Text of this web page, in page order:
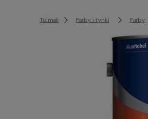
Telmak Farby i tynki Farby